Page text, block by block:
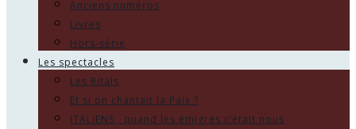
Anciens numéros
Livres
Hors-série
Les spectacles
Les Ritals
Et si on chantait la Paix ?
ITALIENS , quand les émigrés c’était nous